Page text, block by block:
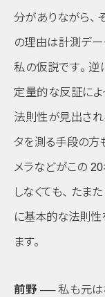
分がありながら、
の理由は計測デ
私の仮説です。 逆
定量的な反証によ
法則性が見出さ
タを測る手段の方
メラなどがこの
しなくても、
たま
に基本的な法則性
ます。
前野 ──私も元